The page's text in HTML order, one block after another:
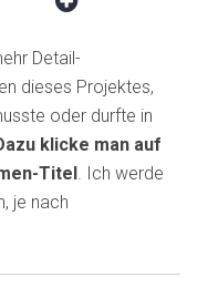
Detail-
dieses Projektes,
oder durfte in
klicke man auf
Titel . Ich werde
je nach